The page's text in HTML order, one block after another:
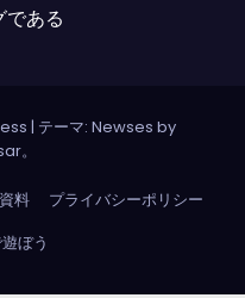
ある
| テーマ: Newses by
。
料
プライバシーポリシー
ぼう